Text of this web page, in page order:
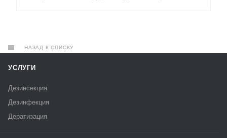
НАЗАД К СПИСКУ
УСЛУГИ
Дезинсекция
Дезинфекция
Дератизация